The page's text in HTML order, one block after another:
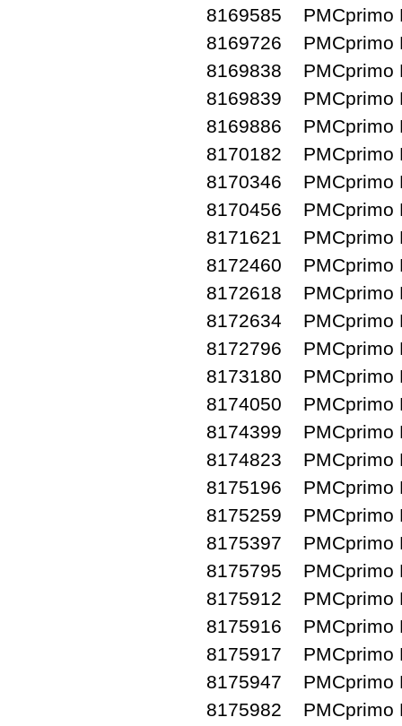
8169585 PMCprimo
8169726 PMCprimo
8169838 PMCprimo
8169839 PMCprimo
8169886 PMCprimo
8170182 PMCprimo
8170346 PMCprimo
8170456 PMCprimo
8171621 PMCprimo
8172460 PMCprimo
8172618 PMCprimo
8172634 PMCprimo
8172796 PMCprimo
8173180 PMCprimo
8174050 PMCprimo
8174399 PMCprimo
8174823 PMCprimo
8175196 PMCprimo
8175259 PMCprimo
8175397 PMCprimo
8175795 PMCprimo
8175912 PMCprimo
8175916 PMCprimo
8175917 PMCprimo
8175947 PMCprimo
8175982 PMCprimo